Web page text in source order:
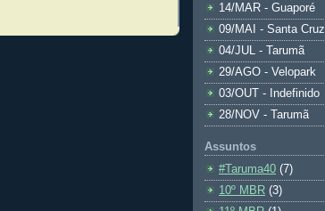
14/MAR - Guaporé
09/MAI - Santa Cruz
04/JUL - Tarumã
29/AGO - Velopark
03/OUT - Indefinido
28/NOV - Tarumã
Assuntos
#Taruma40 (7)
10º MBR (3)